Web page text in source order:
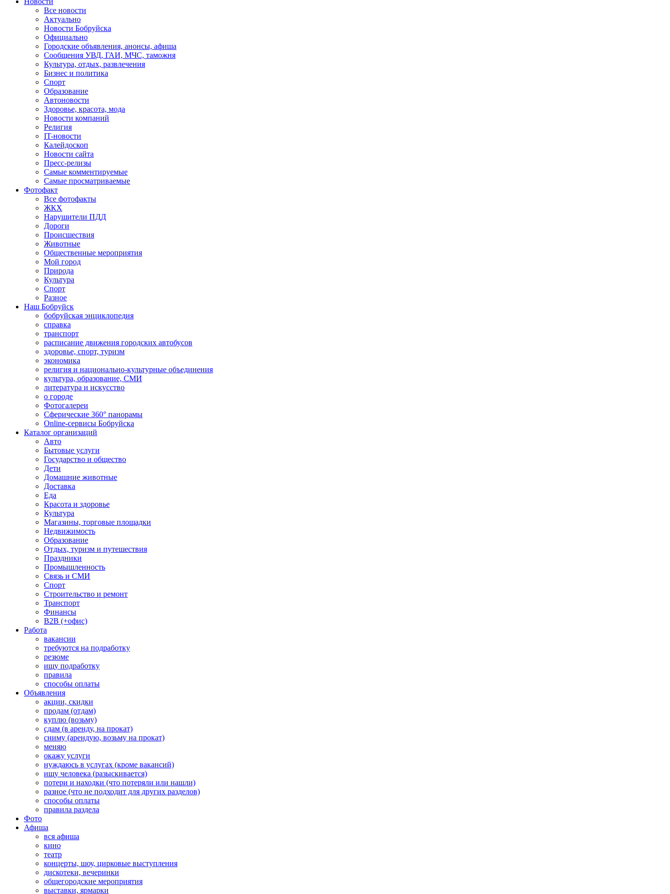
Все новости
Актуально
Новости Бобруйска
Официально
Городские объявления, анонсы, афиша
Сообщения УВД, ГАИ, МЧС, таможня
Культура, отдых, развлечения
Бизнес и политика
Спорт
Образование
Автоновости
Здоровье, красота, мода
Новости компаний
Религия
IT-новости
Калейдоскоп
Новости сайта
Пресс-релизы
Самые комментируемые
Самые просматриваемые
Фотофакт
Все фотофакты
ЖКХ
Нарушители ПДД
Дороги
Происшествия
Животные
Общественные мероприятия
Мой город
Природа
Культура
Спорт
Разное
Наш Бобруйск
бобруйская энциклопедия
справка
транспорт
расписание движения городских автобусов
здоровье, спорт, туризм
экономика
религия и национально-культурные объединения
культура, образование, СМИ
литература и искусство
о городе
Фотогалереи
Сферические 360° панорамы
Online-сервисы Бобруйска
Каталог организаций
Авто
Бытовые услуги
Государство и общество
Дети
Домашние животные
Доставка
Еда
Красота и здоровье
Культура
Магазины, торговые площадки
Недвижимость
Образование
Отдых, туризм и путешествия
Праздники
Промышленность
Связь и СМИ
Спорт
Строительство и ремонт
Транспорт
Финансы
B2B (+офис)
Работа
вакансии
требуются на подработку
резюме
ищу подработку
правила
способы оплаты
Объявления
акции, скидки
продам (отдам)
куплю (возьму)
сдам (в аренду, на прокат)
сниму (арендую, возьму на прокат)
меняю
окажу услуги
нуждаюсь в услугах (кроме вакансий)
ищу человека (разыскивается)
потери и находки (что потеряли или нашли)
разное (что не подходит для других разделов)
способы оплаты
правила раздела
Фото
Афиша
вся афиша
кино
театр
концерты, шоу, цирковые выступления
дискотеки, вечеринки
общегородские мероприятия
выставки, ярмарки